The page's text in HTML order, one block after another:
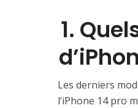
1.
Les derniers
l’iPhone 14 pro